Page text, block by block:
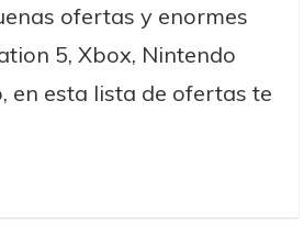
ofertas y enormes
5, Xbox, Nintendo
en esta lista de ofertas te